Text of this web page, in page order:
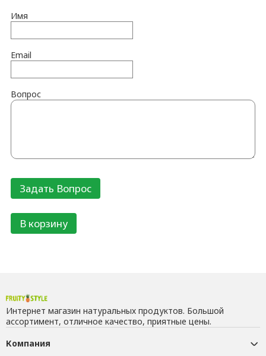
Имя
Email
Вопрос
В корзину
Интернет магазин натуральных продуктов. Большой
ассортимент, отличное качество, приятные цены.
Компания